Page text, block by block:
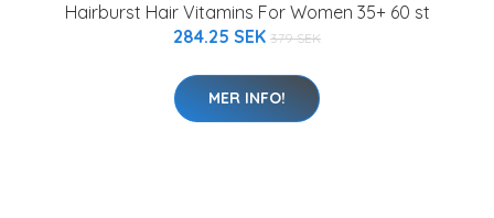
Hairburst Hair Vitamins For Women 35+ 60 st
284.25 SEK 379 SEK
MER INFO!